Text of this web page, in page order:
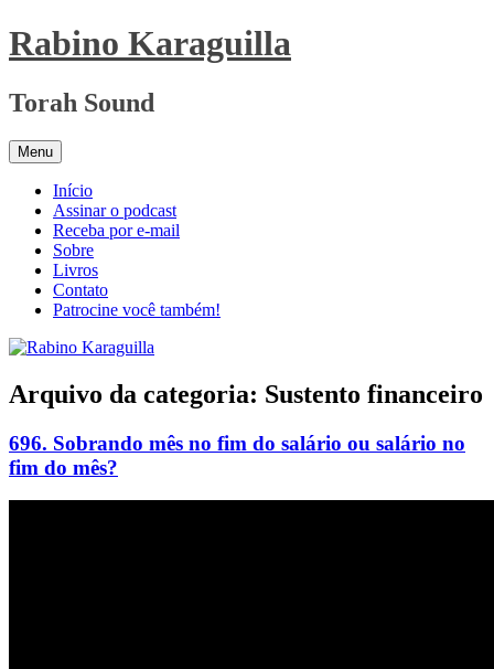
Pular
para
conteúdo
Rabino Karaguilla
Torah Sound
Menu
Início
Assinar o podcast
Receba por e-mail
Sobre
Livros
Contato
Patrocine você também!
Arquivo da categoria: Sustento financeiro
696. Sobrando mês no fim do salário ou salário no
fim do mês?